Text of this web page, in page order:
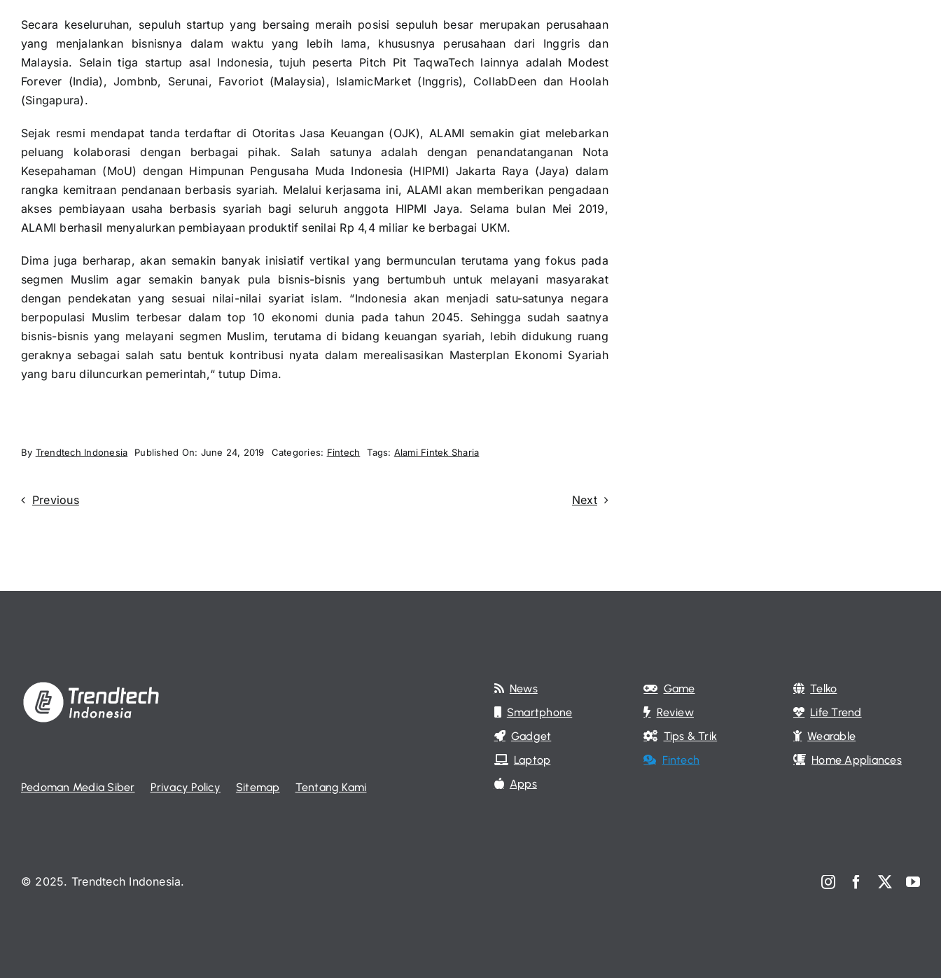
Secara keseluruhan, sepuluh startup yang bersaing meraih posisi sepuluh besar merupakan perusahaan
yang menjalankan bisnisnya dalam waktu yang lebih lama, khususnya perusahaan dari Inggris dan
Malaysia. Selain tiga startup asal Indonesia, tujuh peserta Pitch Pit TaqwaTech lainnya adalah Modest
Forever (India), Jombnb, Serunai, Favoriot (Malaysia), IslamicMarket (Inggris), CollabDeen dan Hoolah
(Singapura).
Sejak resmi mendapat tanda terdaftar di Otoritas Jasa Keuangan (OJK), ALAMI semakin giat melebarkan
peluang kolaborasi dengan berbagai pihak. Salah satunya adalah dengan penandatanganan Nota
Kesepahaman (MoU) dengan Himpunan Pengusaha Muda Indonesia (HIPMI) Jakarta Raya (Jaya) dalam
rangka kemitraan pendanaan berbasis syariah. Melalui kerjasama ini, ALAMI akan memberikan pengadaan
akses pembiayaan usaha berbasis syariah bagi seluruh anggota HIPMI Jaya. Selama bulan Mei 2019,
ALAMI berhasil menyalurkan pembiayaan produktif senilai Rp 4,4 miliar ke berbagai UKM.
Dima juga berharap, akan semakin banyak inisiatif vertikal yang bermunculan terutama yang fokus pada
segmen Muslim agar semakin banyak pula bisnis-bisnis yang bertumbuh untuk melayani masyarakat
dengan pendekatan yang sesuai nilai-nilai syariat islam. “Indonesia akan menjadi satu-satunya negara
berpopulasi Muslim terbesar dalam top 10 ekonomi dunia pada tahun 2045. Sehingga sudah saatnya
bisnis-bisnis yang melayani segmen Muslim, terutama di bidang keuangan syariah, lebih didukung ruang
geraknya sebagai salah satu bentuk kontribusi nyata dalam merealisasikan Masterplan Ekonomi Syariah
yang baru diluncurkan pemerintah,“ tutup Dima.
By Trendtech Indonesia Published On: June 24, 2019 Categories: Fintech Tags: Alami Fintek Sharia
Previous Next
Pedoman Media Siber Privacy Policy Sitemap Tentang Kami
News
Smartphone
Gadget
Laptop
Apps
Game
Review
Tips & Trik
Fintech
Telko
Life Trend
Wearable
Home Appliances
© 2025. Trendtech Indonesia.